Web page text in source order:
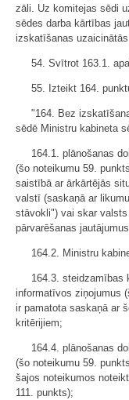
zāli. Uz komitejas sēdi
sēdes darba kārtības
izskatīšanas
54. Svītrot 163.1.
55. Izteikt 164.
"164. Bez
sēdē Ministru kabineta
164.1. plānošanas
(šo noteikumu 59.
saistībā ar ārkārtējās
valstī (saskaņā ar
stāvokli") vai skar
pārvarēšanas
164.2. Ministru
164.3. steidzamības
informatīvos ziņojumus
ir pamatota saskaņā ar
kritērijiem;
164.4. plānošanas
(šo noteikumu 59.
šajos noteikumos
111. punkts);